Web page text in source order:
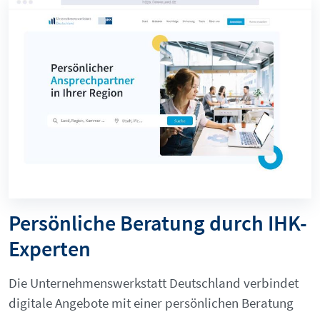
Persönliche Beratung durch IHK-
Experten
Die Unternehmenswerkstatt Deutschland verbindet
digitale Angebote mit einer persönlichen Beratung